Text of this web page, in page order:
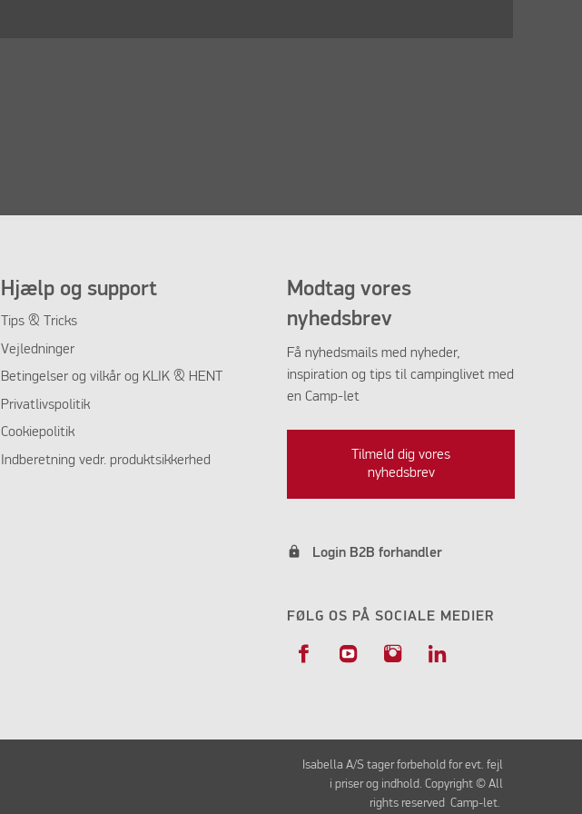
Hjælp og support
Tips & Tricks
Vejledninger
Betingelser og vilkår og KLIK & HENT
Privatlivspolitik
Cookiepolitik
Indberetning vedr. produktsikkerhed
Modtag vores
nyhedsbrev
Få nyhedsmails med nyheder,
inspiration og tips til campinglivet med
en Camp-let
Tilmeld dig vores
nyhedsbrev
lock Login B2B forhandler
FØLG OS PÅ SOCIALE MEDIER
Isabella A/S tager forbehold for evt. fejl
i priser og indhold. Copyright © All
rights reserved Camp-let.